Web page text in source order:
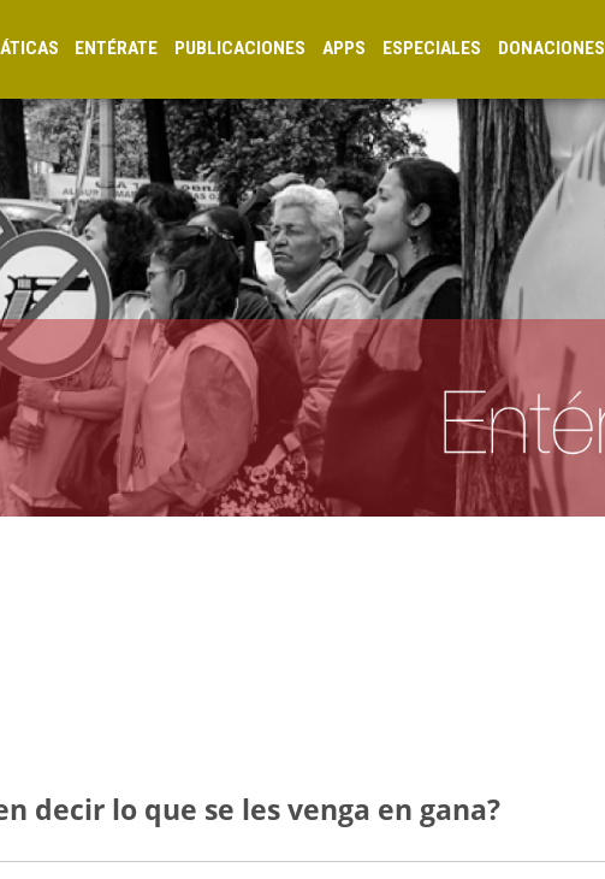
ENTÉRATE PUBLICACIONES APPS ESPECIALES DONACIONES
decir lo que se les venga en gana?